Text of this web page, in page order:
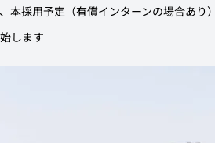
本採用予定（有償インターンの場合あり
します